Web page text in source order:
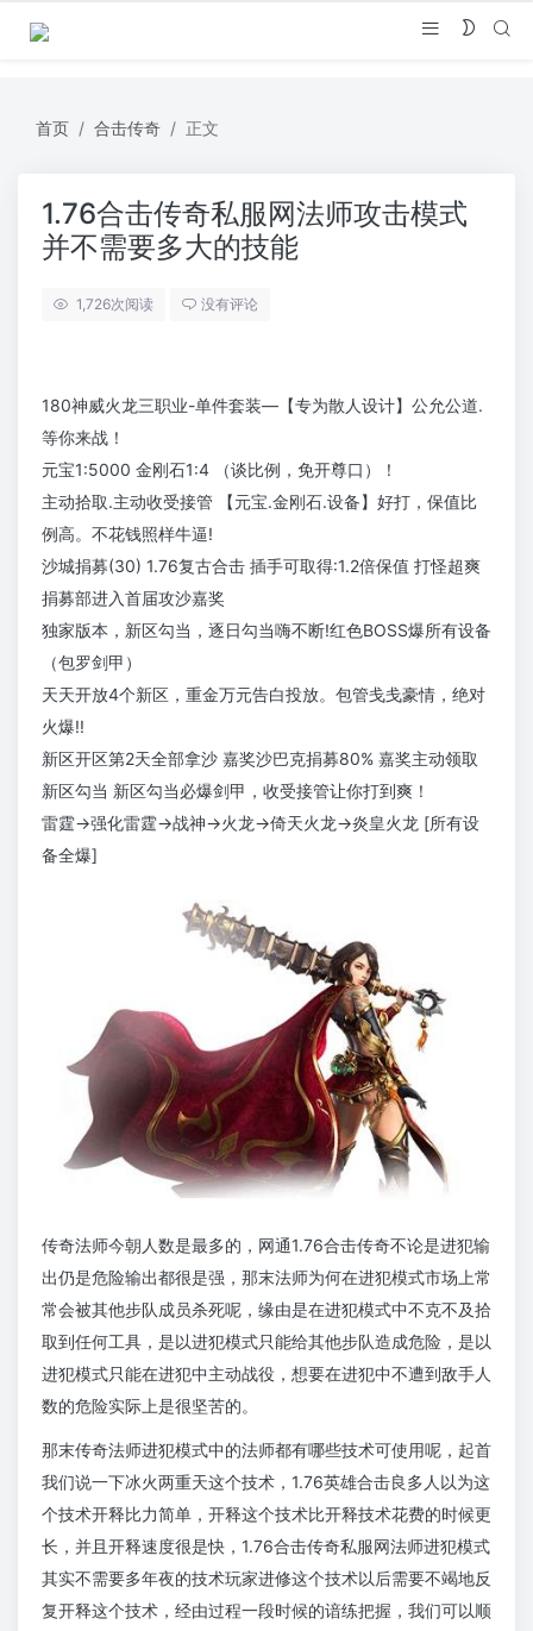
首页 合击传奇 正文
1.76合击传奇私服网法师攻击模式
并不需要多大的技能
1,726次阅读 没有评论
180神威火龙三职业-单件套装—【专为散人设计】公允公道.
等你来战！
元宝1:5000 金刚石1:4 （谈比例，免开尊口）！
主动拾取.主动收受接管 【元宝.金刚石.设备】好打，保值比
例高。不花钱照样牛逼!
沙城捐募(30) 1.76复古合击 插手可取得:1.2倍保值 打怪超爽
捐募部进入首届攻沙嘉奖
独家版本，新区勾当，逐日勾当嗨不断!红色BOSS爆所有设备
（包罗剑甲）
天天开放4个新区，重金万元告白投放。包管戋戋豪情，绝对
火爆!!
新区开区第2天全部拿沙 嘉奖沙巴克捐募80% 嘉奖主动领取
新区勾当 新区勾当必爆剑甲，收受接管让你打到爽！
雷霆→强化雷霆→战神→火龙→倚天火龙→炎皇火龙 [所有设
备全爆]
传奇法师今朝人数是最多的，网通1.76合击传奇不论是进犯输
出仍是危险输出都很是强，那末法师为何在进犯模式市场上常
常会被其他步队成员杀死呢，缘由是在进犯模式中不克不及拾
取到任何工具，是以进犯模式只能给其他步队造成危险，是以
进犯模式只能在进犯中主动战役，想要在进犯中不遭到敌手人
数的危险实际上是很坚苦的。
那末传奇法师进犯模式中的法师都有哪些技术可使用呢，起首
我们说一下冰火两重天这个技术，1.76英雄合击良多人以为这
个技术开释比力简单，开释这个技术比开释技术花费的时候更
长，并且开释速度很是快，1.76合击传奇私服网法师进犯模式
其实不需要多年夜的技术玩家进修这个技术以后需要不竭地反
复开释这个技术，经由过程一段时候的谙练把握，我们可以顺